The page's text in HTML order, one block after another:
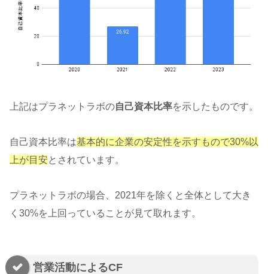
上記はプラネットラボの自己資本比率を示したものです。
自己資本比率は基本的に企業の安定性を示すもので30%以
上が目安とされています。
プラネットラボの場合、2021年を除くと全体として大き
く30%を上回っていることが見て取れます。
営業活動によるCF